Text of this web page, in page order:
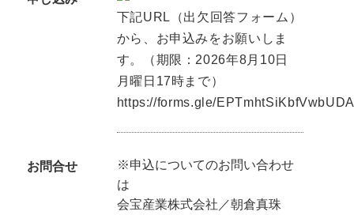
下記URL（出欠回答フォーム）
から、お申込みをお願いしま
す。（期限：2026年8月10日
月曜日17時まで）
https://forms.gle/EPTmhtSiKbfVwbUDA
お問合せ
※申込についてのお問い合わせ
は
会宝産業株式会社／朝倉真珠